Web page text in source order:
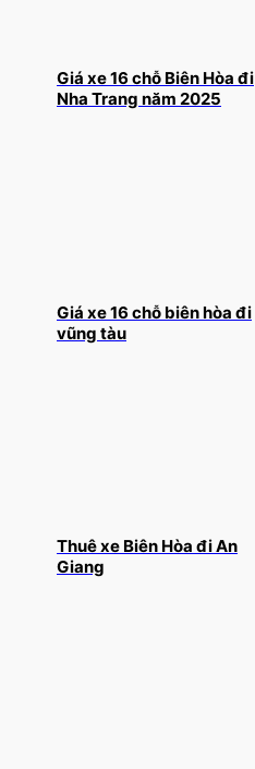
Giá xe 16 chỗ Biên Hòa đi
Nha Trang năm 2025
Giá xe 16 chỗ biên hòa đi
vũng tàu
Thuê xe Biên Hòa đi An
Giang